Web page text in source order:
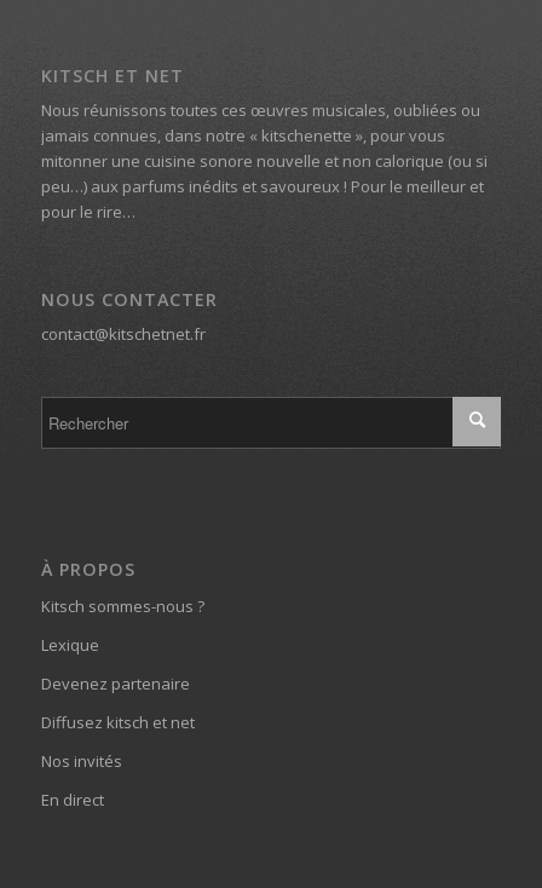
KITSCH ET NET
Nous réunissons toutes ces œuvres musicales, oubliées ou
jamais connues, dans notre « kitschenette », pour vous
mitonner une cuisine sonore nouvelle et non calorique (ou si
peu…) aux parfums inédits et savoureux ! Pour le meilleur et
pour le rire…
NOUS CONTACTER
contact@kitschetnet.fr
À PROPOS
Kitsch sommes-nous ?
Lexique
Devenez partenaire
Diffusez kitsch et net
Nos invités
En direct